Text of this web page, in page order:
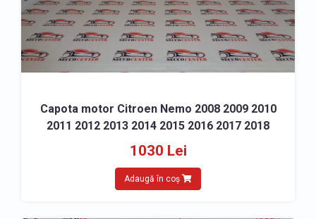
Capota motor Citroen Nemo 2008 2009 2010
2011 2012 2013 2014 2015 2016 2017 2018
1030 Lei
Adaugă în coș